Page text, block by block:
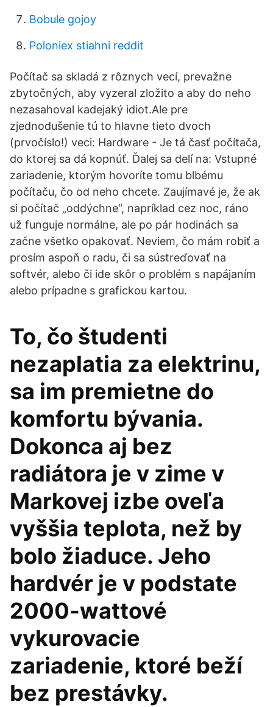
Bobule gojoy
Poloniex stiahni reddit
Počítač sa skladá z rôznych vecí, prevažne
zbytočných, aby vyzeral zložito a aby do neho
nezasahoval kadejaký idiot.Ale pre
zjednodušenie tú to hlavne tieto dvoch
(prvočíslo!) veci: Hardware - Je tá časť počítača,
do ktorej sa dá kopnúť. Ďalej sa delí na: Vstupné
zariadenie, ktorým hovoríte tomu blbému
počítaču, čo od neho chcete. Zaujímavé je, že ak
si počítač „oddýchne“, napríklad cez noc, ráno
už funguje normálne, ale po pár hodinách sa
začne všetko opakovať. Neviem, čo mám robiť a
prosím aspoň o radu, či sa sústreďovať na
softvér, alebo či ide skôr o problém s napájaním
alebo prípadne s grafickou kartou.
To, čo študenti
nezaplatia za elektrinu,
sa im premietne do
komfortu bývania.
Dokonca aj bez
radiátora je v zime v
Markovej izbe oveľa
vyššia teplota, než by
bolo žiaduce. Jeho
hardvér je v podstate
2000-wattové
vykurovacie
zariadenie, ktoré beží
bez prestávky.